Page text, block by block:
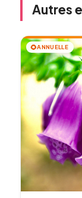
Autres
🌻ANNUELLE